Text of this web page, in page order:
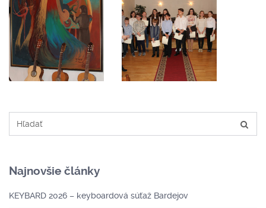
Najnovšie články
KEYBARD 2026 – keyboardová súťaž Bardejov